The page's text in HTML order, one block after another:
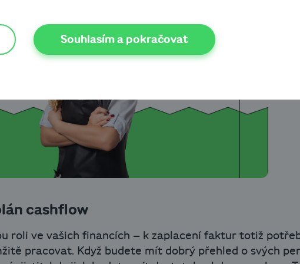
cashflow
roli ve vašich financích – k zaplacení faktur totiž
pracovat. Když budete mít dobrý přehled o svých
Souhlasím a pokračovat